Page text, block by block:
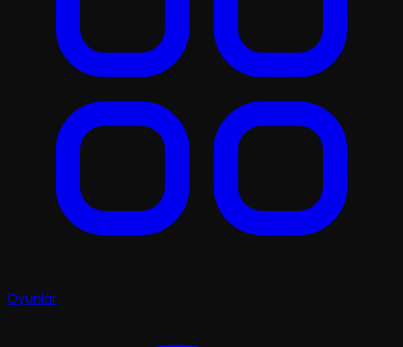
Oyunlar